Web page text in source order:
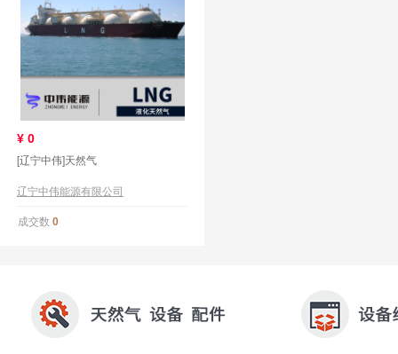
¥ 0
[辽宁中伟]天然气
辽宁中伟能源有限公司
成交数 0